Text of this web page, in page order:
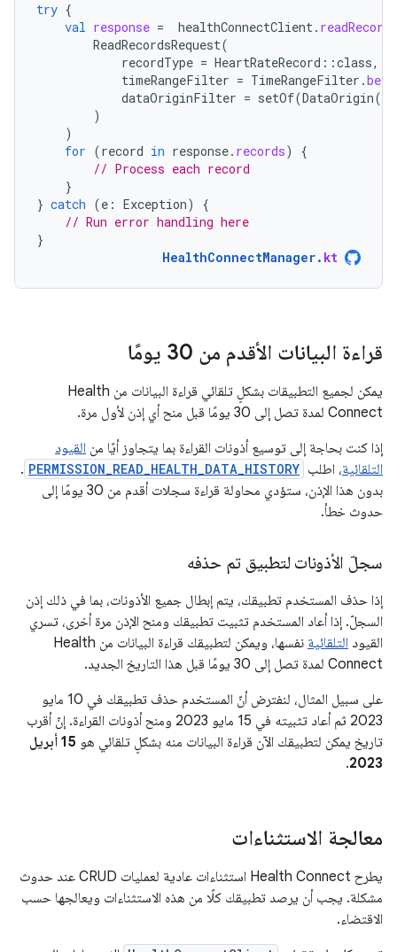
try {
val response = healthConnectClient. readRecords
ReadRecordsRequest(
recordType = HeartRateRecord ::class,
timeRangeFilter = TimeRangeFilter .
dataOriginFilter = setOf(DataOrigin(
)
)
for (record in response. records)
{
// Process each record
}
} catch (e : Exception)
{
// Run error handling here
}
HealthConnectManager. kt
قراءة البيانات الأقدم من 30 يومًا
يمكن لجميع التطبيقات بشكلٍ تلقائي قراءة البيانات من Health
Connect لمدة تصل إلى 30 يومًا قبل منح أي إذن لأول مرة.
إذا كنت بحاجة إلى توسيع أذونات القراءة بما يتجاوز أيًا من القيود
التلقائية، اطلب PERMISSION_READ_HEALTH_DATA_HISTORY
.
بدون هذا الإذن، ستؤدي محاولة قراءة سجلات أقدم من 30 يومًا إلى
حدوث خطأ.
سجلّ الأذونات لتطبيق تم حذفه
إذا حذف المستخدم تطبيقك، يتم إبطال جميع الأذونات، بما في ذلك إذن
السجلّ. إذا أعاد المستخدم تثبيت تطبيقك ومنح الإذن مرة أخرى، تسري
القيود التلقائية
نفسها، ويمكن لتطبيقك قراءة البيانات من Health
Connect لمدة تصل إلى 30 يومًا قبل هذا التاريخ الجديد.
على سبيل المثال، لنفترض أنّ المستخدم حذف تطبيقك في 10 مايو
2023 ثم أعاد تثبيته في 15 مايو 2023 ومنح أذونات القراءة. إنّ أقرب
تاريخ يمكن لتطبيقك الآن قراءة البيانات منه بشكلٍ تلقائي هو
15 أبريل
2023
.
معالجة الاستثناءات
يطرح Health Connect استثناءات عادية لعمليات CRUD عند حدوث
مشكلة. يجب أن يرصد تطبيقك كلًا من هذه الاستثناءات ويعالجها حسب
الاقتضاء.